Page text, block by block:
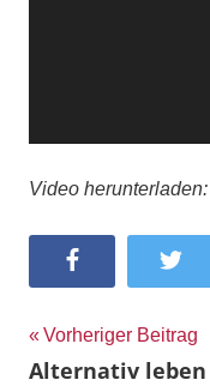
Video herunterladen:
Facebook
Vorheriger Beitrag
Alternativ leben